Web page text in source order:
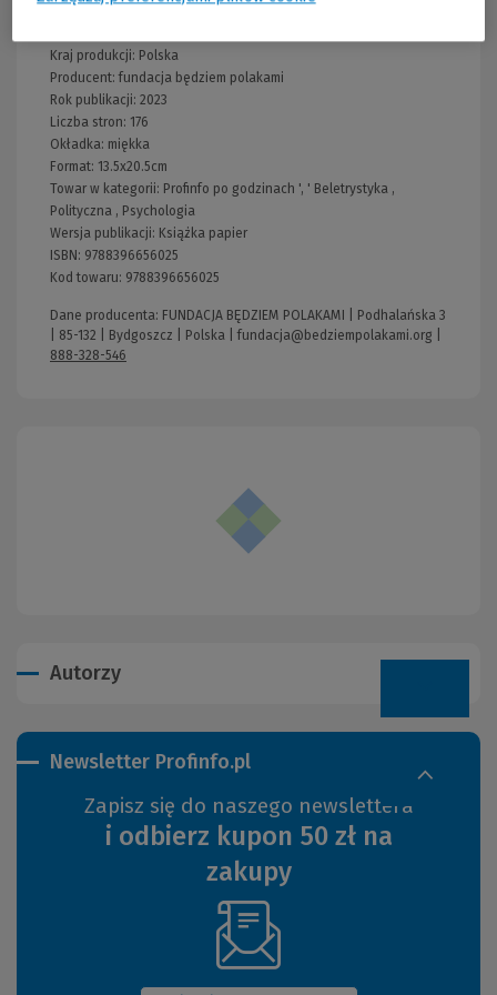
Kraj produkcji: Polska
Producent:fundacja będziem polakami
Rok publikacji: 2023
Liczba stron: 176
Okładka: miękka
Format: 13.5x20.5cm
Towar w kategorii: Profinfo po godzinach ', ' Beletrystyka ,
Polityczna , Psychologia
Wersja publikacji: Książka papier
ISBN: 9788396656025
Kod towaru: 9788396656025
Dane producenta: FUNDACJA BĘDZIEM POLAKAMI | Podhalańska 3
| 85-132 | Bydgoszcz | Polska |fundacja@bedziempolakami.org
888-328-546
Autorzy
Newsletter Profinfo.pl
Zapisz się do naszego newslettera
i odbierz kupon 50 zł na
zakupy
(Nowe
okno)